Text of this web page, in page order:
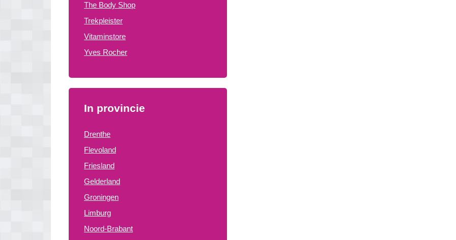
The Body Shop
Trekpleister
Vitaminstore
Yves Rocher
In provincie
Drenthe
Flevoland
Friesland
Gelderland
Groningen
Limburg
Noord-Brabant